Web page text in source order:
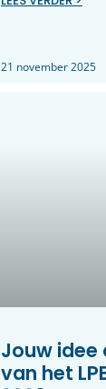
21 november 2025
Jouw idee
van het